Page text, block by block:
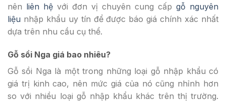
nên liên hệ với đơn vị chuyên cung cấp gỗ nguyên
liệu nhập khẩu uy tín để được báo giá chính xác nhất
dựa trên nhu cầu cụ thể.
Gỗ sồi Nga giá bao nhiêu?
Gỗ sồi Nga là một trong những loại gỗ nhập khẩu có
giá trị kinh cao, nên mức giá của nó cũng nhỉnh hơn
so với nhiều loại gỗ nhập khẩu khác trên thị trường.